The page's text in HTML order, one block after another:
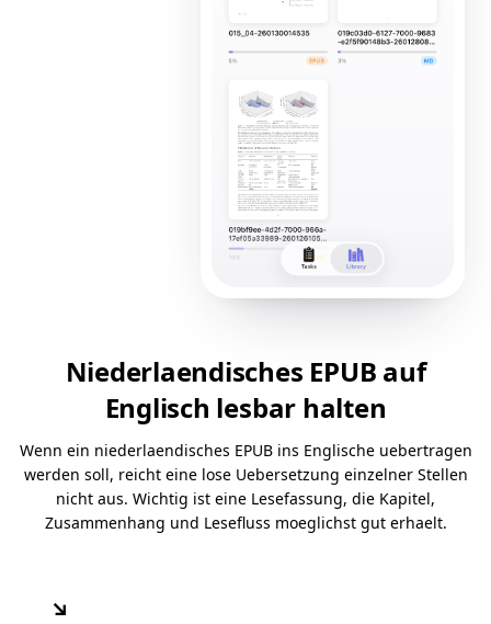
Niederlaendisches EPUB auf
Englisch lesbar halten
Wenn ein niederlaendisches EPUB ins Englische uebertragen
werden soll, reicht eine lose Uebersetzung einzelner Stellen
nicht aus. Wichtig ist eine Lesefassung, die Kapitel,
Zusammenhang und Lesefluss moeglichst gut erhaelt.
↘